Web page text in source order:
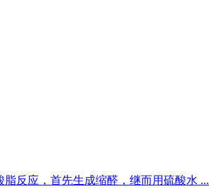
反应，首先生成缩醛，继而用硫酸水 ...